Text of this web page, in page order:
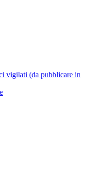
vigilati (da pubblicare in